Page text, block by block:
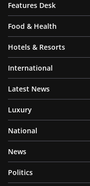
Features Desk
Food & Health
Hotels & Resorts
International
Latest News
Luxury
National
News
Politics